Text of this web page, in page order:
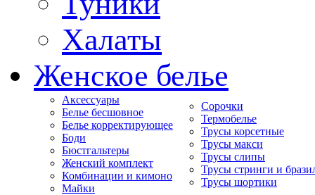
Халаты
Женское белье
Аксессуары
Белье бесшовное
Белье корректирующее
Боди
Бюстгальтеры
Женский комплект
Комбинации и кимоно
Майки
Сорочки
Термобелье
Трусы корсетные
Трусы макси
Трусы слипы
Трусы стринги и
Трусы шортики